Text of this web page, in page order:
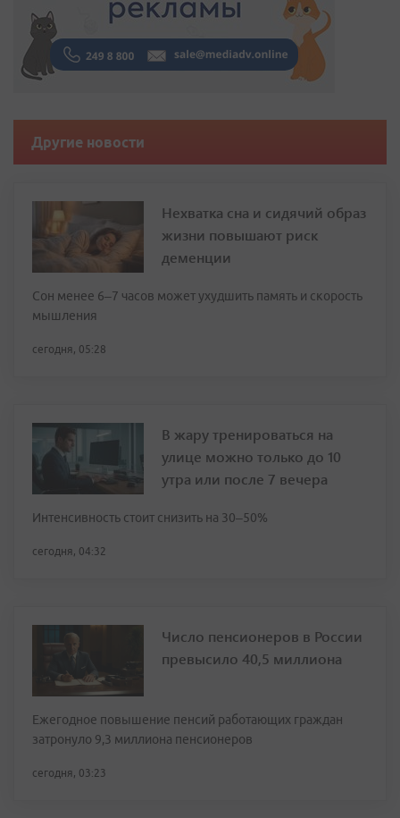
Другие новости
Нехватка сна и сидячий образ
жизни повышают риск
деменции
Сон менее 6–7 часов может ухудшить память и скорость
мышления
сегодня, 05:28
В жару тренироваться на
улице можно только до 10
утра или после 7 вечера
Интенсивность стоит снизить на 30–50%
сегодня, 04:32
Число пенсионеров в России
превысило 40,5 миллиона
Ежегодное повышение пенсий работающих граждан
затронуло 9,3 миллиона пенсионеров
сегодня, 03:23